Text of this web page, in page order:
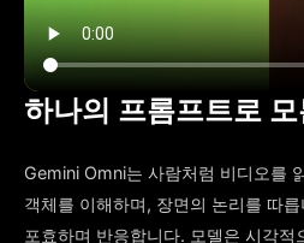
하나의 프롬프트로
Gemini Omni는 사람처럼 비디오를
객체를 이해하며, 장면의 논리를 따
포효하며 반응합니다. 모델은 시각적